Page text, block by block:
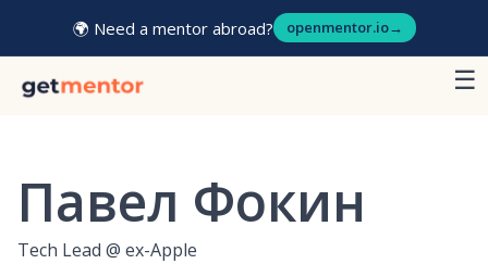
🌍 Need a mentor abroad? openmentor.io→
☰
Павел Фокин
Tech Lead @ ex-Apple